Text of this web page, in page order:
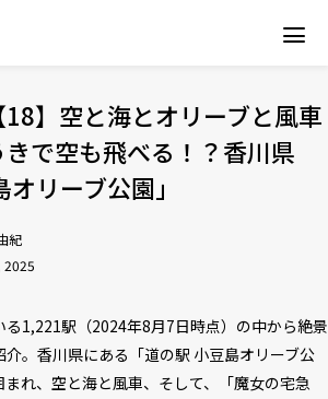
】空と海とオリーブと風車
で空も飛べる！？香川県
オリーブ公園」
紀
2025
る1,221駅（2024年8月7日時点）の中から絶景
。香川県にある「道の駅 小豆島オリーブ公
れ、空と海と風車、そして、「魔女の宅急